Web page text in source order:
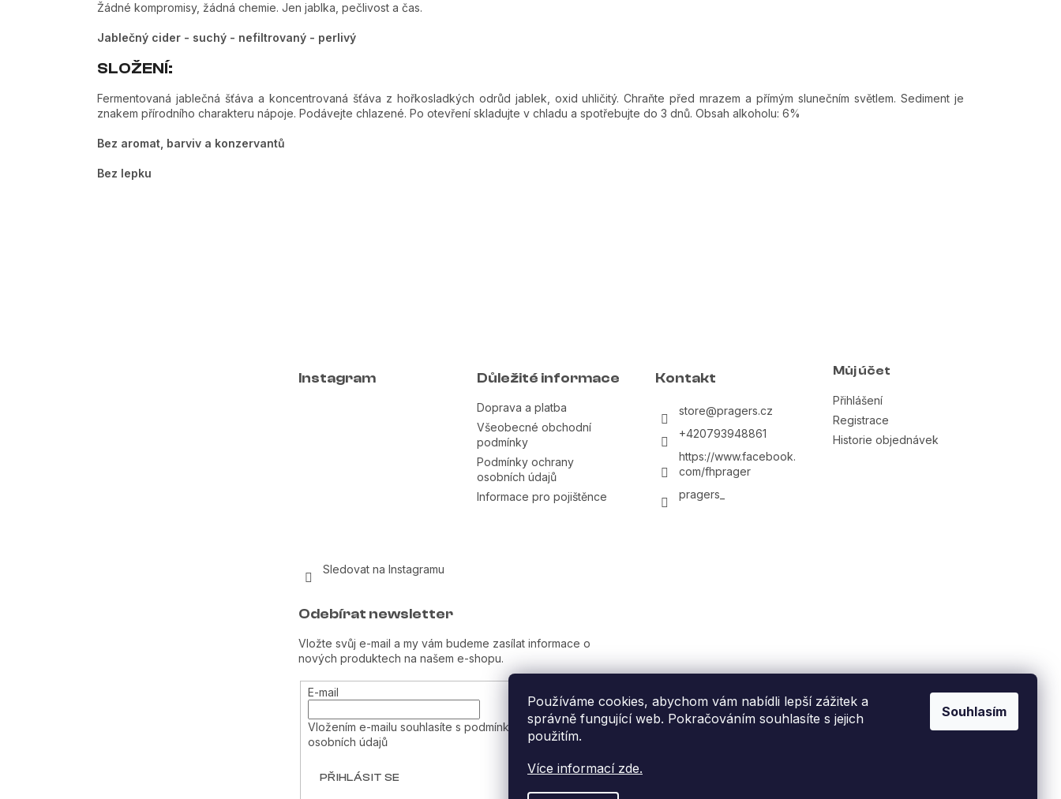
Používáme cookies, abychom vám nabídli lepší zážitek a
správně fungující web. Pokračováním souhlasíte s jejich
použitím.
Více informací zde.
Souhlasím
Žádné kompromisy, žádná chemie. Jen jablka, pečlivost a čas.
Jablečný cider - suchý - nefiltrovaný - perlivý
SLOŽENÍ:
Fermentovaná jablečná šťáva a koncentrovaná šťáva z hořkosladkých odrůd jablek, oxid uhličitý. Chraňte před mrazem a přímým slunečním světlem. Sediment je
znakem přírodního charakteru nápoje. Podávejte chlazené. Po otevření skladujte v chladu a spotřebujte do 3 dnů. Obsah alkoholu: 6%
Bez aromat, barviv a konzervantů
Bez lepku
Instagram
Sledovat na Instagramu
Důležité informace
Doprava a platba
Všeobecné obchodní
podmínky
Podmínky ochrany
osobních údajů
Informace pro pojištěnce
Kontakt
store@pragers.cz
+420793948861
https://www.facebook.
com/fhprager
pragers_
Můj účet
Přihlášení
Registrace
Historie objednávek
Odebírat newsletter
Vložte svůj e-mail a my vám budeme zasílat informace o
nových produktech na našem e-shopu.
E-mail
Vložením e-mailu souhlasíte s podmínkami ochrany
osobních údajů
PŘIHLÁSIT SE